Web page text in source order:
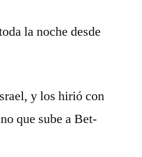
la noche desde
y los hirió con
que sube a Bet-